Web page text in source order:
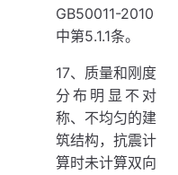
GB50011-2010
中第5.1.1条。
17、质量和刚度
分布明显不对
称、不均匀的建
筑结构，抗震计
算时未计算双向